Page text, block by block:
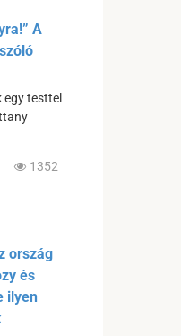
A
egy testtel
1352
ország
és
ilyen